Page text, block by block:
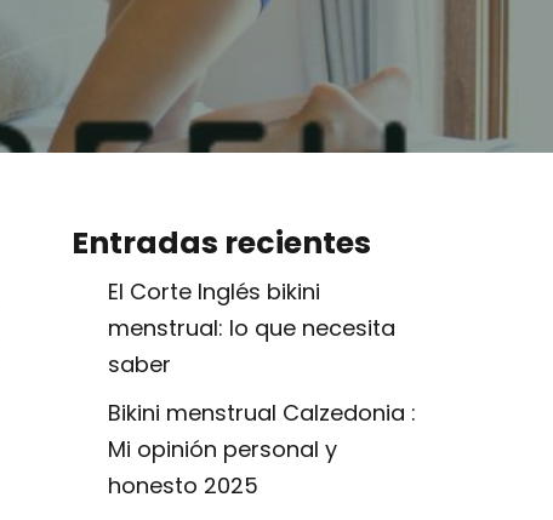
Entradas recientes
El Corte Inglés bikini
menstrual: lo que necesita
saber
Bikini menstrual Calzedonia :
Mi opinión personal y
honesto 2025